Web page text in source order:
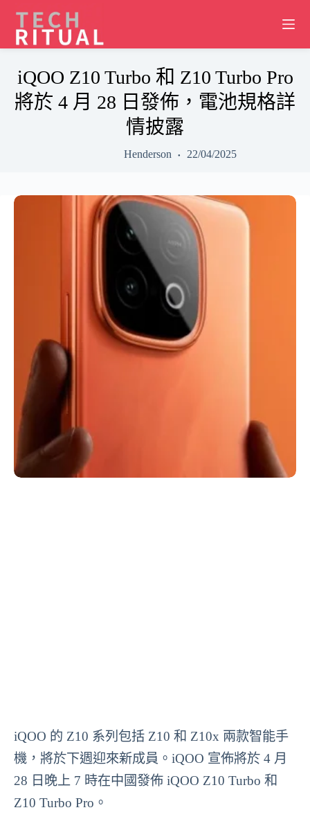
content
iQOO Z10 Turbo 和 Z10 Turbo Pro
將於 4 月 28 日發佈，電池規格詳
情披露
Henderson 22/04/2025
iQOO 的 Z10 系列包括 Z10 和 Z10x 兩款智能手
機，將於下週迎來新成員。iQOO 宣佈將於 4 月
28 日晚上 7 時在中國發佈 iQOO Z10 Turbo 和
Z10 Turbo Pro。